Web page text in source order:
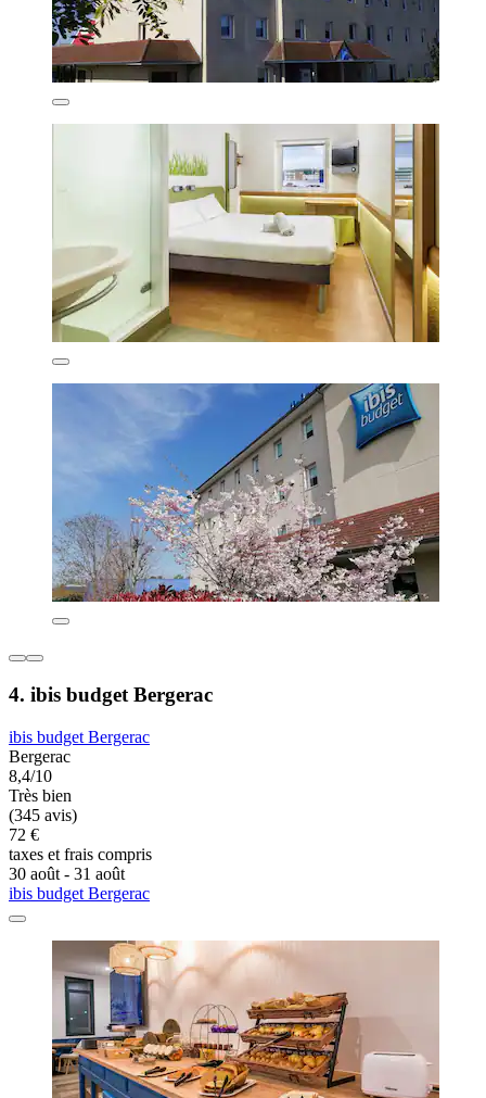
4. ibis budget Bergerac
ibis budget Bergerac
Bergerac
8,4/10
Très bien
(345 avis)
72 €
taxes et frais compris
30 août - 31 août
ibis budget Bergerac